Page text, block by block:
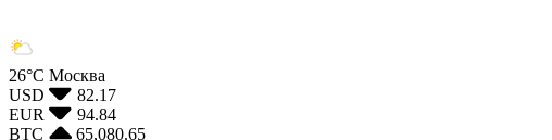
26°С Москва
USD
82.17
EUR
94.84
BTC
65,080.65